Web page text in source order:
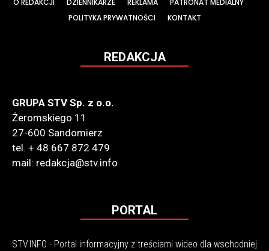
O REDAKCJI DZIENNIKARZE REKLAMA
PATRONAT MEDIALNY
POLITYKA PRYWATNOŚCI
KONTAKT
REDAKCJA
GRUPA STV Sp. z o.o.
Żeromskiego 11
27-600 Sandomierz
tel. + 48 667 872 479
mail: redakcja@stv.info
PORTAL
STV.INFO - Portal informacyjny z treściami wideo dla wschodniej